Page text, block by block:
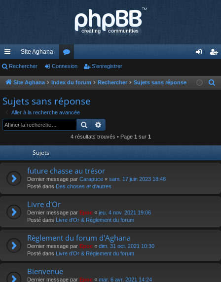
cc
ès
ra
pi
de
Site Aghana
or
u
s
ne nr
Rechercher Connexion S’enregistrer
Site Aghana Index du forum Rechercher Sujets sans réponse
c
Sujets sans réponse
Aller à la recherche avancée
Rechercher
4 résultats trouvés • Page 1 sur 1
Sujets
future chasse au trésor
Dernier message par Carapuce « sam. 17 juin 2023 18:48
Posté dans Des choses et d'autres
Livre d'Or
Dernier message par Epoc « jeu. 4 nov. 2021 19:06
Posté dans Livre d'Or & Règlement du forum
Règlement du forum d'Aghana
Dernier message par Epoc « dim. 31 oct. 2021 10:30
Posté dans Livre d'Or & Règlement du forum
Bienvenue
Dernier message par Epoc « mar. 6 avr. 2021 14:24